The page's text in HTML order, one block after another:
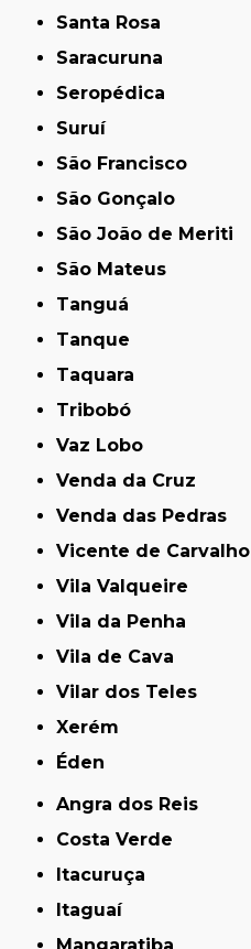
Santa Rosa
Saracuruna
Seropédica
Suruí
São Francisco
São Gonçalo
São João de Meriti
São Mateus
Tanguá
Tanque
Taquara
Tribobó
Vaz Lobo
Venda da Cruz
Venda das Pedras
Vicente de Carvalho
Vila Valqueire
Vila da Penha
Vila de Cava
Vilar dos Teles
Xerém
Éden
Angra dos Reis
Costa Verde
Itacuruça
Itaguaí